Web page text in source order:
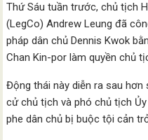
Thứ Sáu tuần trước, chủ tịch
(LegCo) Andrew Leung đã
pháp dân chủ Dennis Kwok
Chan Kin-por làm quyền chủ
Động thái này diễn ra sau
cử chủ tịch và phó chủ tịch
phe dân chủ bị buộc tội cản